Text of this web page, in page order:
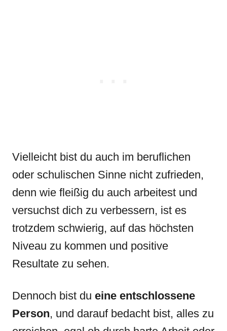
Vielleicht bist du auch im beruflichen
oder schulischen Sinne nicht zufrieden,
denn wie fleißig du auch arbeitest und
versuchst dich zu verbessern, ist es
trotzdem schwierig, auf das höchsten
Niveau zu kommen und positive
Resultate zu sehen.
Dennoch bist du eine entschlossene
Person, und darauf bedacht bist, alles zu